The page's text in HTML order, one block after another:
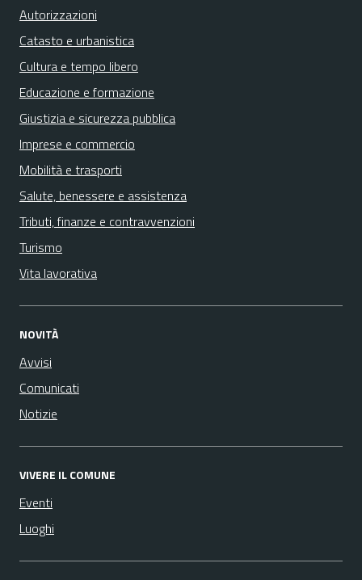
Autorizzazioni
Catasto e urbanistica
Cultura e tempo libero
Educazione e formazione
Giustizia e sicurezza pubblica
Imprese e commercio
Mobilità e trasporti
Salute, benessere e assistenza
Tributi, finanze e contravvenzioni
Turismo
Vita lavorativa
NOVITÀ
Avvisi
Comunicati
Notizie
VIVERE IL COMUNE
Eventi
Luoghi